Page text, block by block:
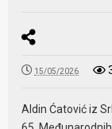
15/05/2026
Aldin Ćatović iz